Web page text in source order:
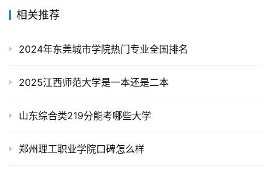
相关推荐
2024年东莞城市学院热门专业全国排名
2025江西师范大学是一本还是二本
山东综合类219分能考哪些大学
郑州理工职业学院口碑怎么样